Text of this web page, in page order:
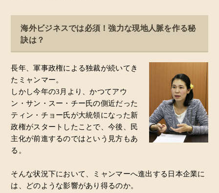
海外ビジネスでは必須！強力な現地人脈を作る秘
訣は？
長年、軍事政権による独裁が続いてき
たミャンマー。
しかし今年の3月より、かつてアウ
ン・サン・スー・チー氏の側近だった
ティン・チョー氏が大統領になった新
政権がスタートしたことで、今後、民
主化が前進するのではという見方もあ
る。
そんな状況下において、ミャンマーへ進出する日本企業に
は、どのような影響があり得るのか。